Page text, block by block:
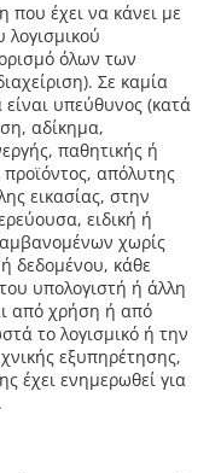
που έχει να κάνει με
όλων των
Σε καμία
υπεύθυνος (κατά
αδίκημα,
παθητικής ή
απόλυτης
εικασίας, στην
ειδική ή
χωρίς
δεδομένου, κάθε
υπολογιστή ή άλλη
από χρήση ή από
το λογισμικό ή την
εξυπηρέτησης,
έχει ενημερωθεί για